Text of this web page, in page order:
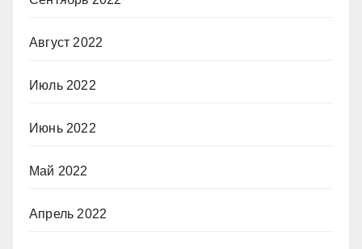
Август 2022
Июль 2022
Июнь 2022
Май 2022
Апрель 2022